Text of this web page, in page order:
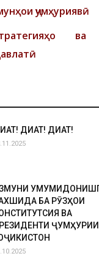
ҷумҳуриявӣ
ва
ДИҚҚАТ! ДИҚҚАТ!
БА РӮЗҲОИ
ВА
ҶУМҲУРИИ